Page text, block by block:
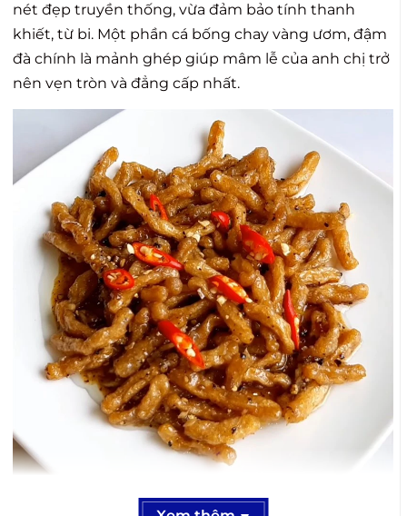
nét đẹp truyền thống, vừa đảm bảo tính thanh
khiết, từ bi. Một phần cá bống chay vàng ươm, đậm
đà chính là mảnh ghép giúp mâm lễ của anh chị trở
nên vẹn tròn và đẳng cấp nhất.
Cá bống chay - Lễ vật tinh tế mang đậm hồn cốt